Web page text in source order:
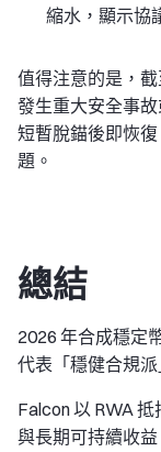
縮水，顯示協
值得注意的是，
發生重大安全事
短暫脫錨後即恢
題。
總結
2026 年合成穩定
代表「穩健合規
Falcon 以 RWA
與長期可持續收